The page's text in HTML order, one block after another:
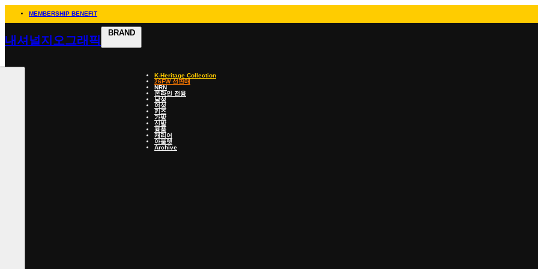
MEMBERSHIP BENEFIT
내셔널지오그래픽
BRAND
K-Heritage Collection
26FW 선판매
NRN
온라인 전용
남성
여성
키즈
가방
신발
용품
캐리어
아울렛
Archive